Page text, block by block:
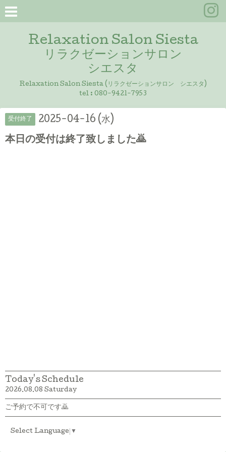
Relaxation Salon Siesta
リラクゼーションサロン
シエスタ
Relaxation Salon Siesta (リラクゼーションサロン シエスタ)
tel : 080-9421-7953
受付終了 2025-04-16 (水)
本日の受付は終了致しました🙇
Today's Schedule
2026.08.08 Saturday
ご予約で不可です🙇
Select Language ▼